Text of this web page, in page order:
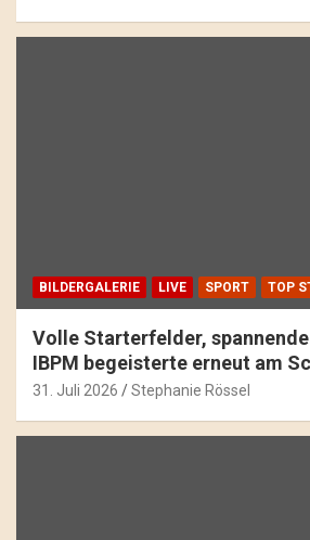
BILDERGALERIE LIVE SPORT TOP
Volle Starterfelder, spannende
IBPM begeisterte erneut am
31. Juli 2026 Stephanie Rössel